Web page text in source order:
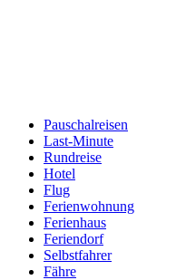
Pauschalreisen
Last-Minute
Rundreise
Hotel
Flug
Ferienwohnung
Ferienhaus
Feriendorf
Selbstfahrer
Fähre